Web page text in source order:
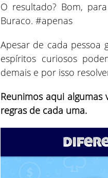
O resultado? Bom,
Buraco. #apenas
Apesar de cada pessoa
espíritos curiosos
demais e por isso
Reunimos aqui
regras de cada uma.